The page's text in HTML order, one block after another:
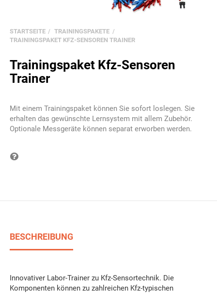
STARTSEITE
TRAININGSPAKETE
TRAININGSPAKET KFZ-SENSOREN TRAINER
Trainingspaket Kfz-Sensoren
Trainer
Mit einem Trainingspaket können Sie sofort loslegen. Sie
erhalten das gewünschte Lernsystem mit allem Zubehör.
Optionale Messgeräte können separat erworben werden.
BESCHREIBUNG
Innovativer Labor-Trainer zu Kfz-Sensortechnik. Die
Komponenten können zu zahlreichen Kfz-typischen